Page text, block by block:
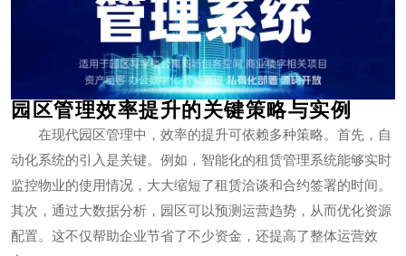
园区管理效率提升的关键策略与实例
在现代园区管理中，效率的提升可依赖多种策略。首先，自
动化系统的引入是关键。例如，智能化的租赁管理系统能够实时
监控物业的使用情况，大大缩短了租赁洽谈和合约签署的时间。
其次，通过大数据分析，园区可以预测运营趋势，从而优化资源
配置。这不仅帮助企业节省了不少资金，还提高了整体运营效